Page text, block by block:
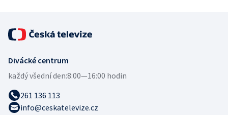
Divácké centrum
každý všední den:8:00—16:00 hodin
261 136 113
info@ceskatelevize.cz